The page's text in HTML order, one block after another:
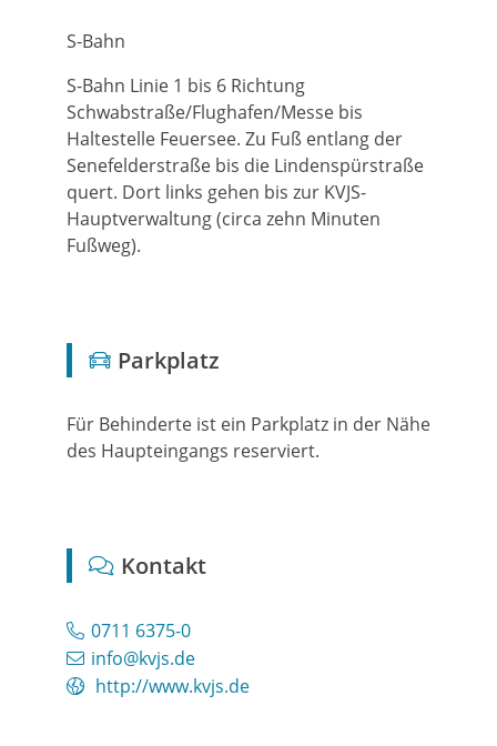
S-Bahn
S-Bahn Linie 1 bis 6 Richtung
Schwabstraße/Flughafen/Messe bis
Haltestelle Feuersee. Zu Fuß entlang der
Senefelderstraße bis die Lindenspürstraße
quert. Dort links gehen bis zur KVJS-
Hauptverwaltung (circa zehn Minuten
Fußweg).
Parkplatz
Für Behinderte ist ein Parkplatz in der Nähe
des Haupteingangs reserviert.
Kontakt
0711 6375-0
info@kvjs.de
http://www.kvjs.de